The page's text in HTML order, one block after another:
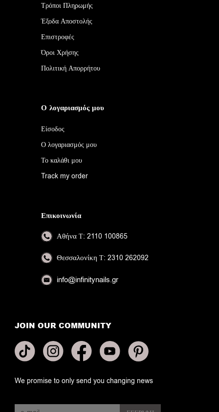
Τρόποι Πληρωμής
Έξοδα Αποστολής
Επιστροφές
Όροι Χρήσης
Πολιτική Απορρήτου
Ο λογαριασμός μου
Είσοδος
Ο λογαριασμός μου
Το καλάθι μου
Track my order
Επικοινωνία
ΑθήναΤ: 2110 100865
ΘεσσαλονίκηΤ: 2310 262092
info@infinitynails.gr
JOIN OUR COMMUNITY
We promise to only send you changing news